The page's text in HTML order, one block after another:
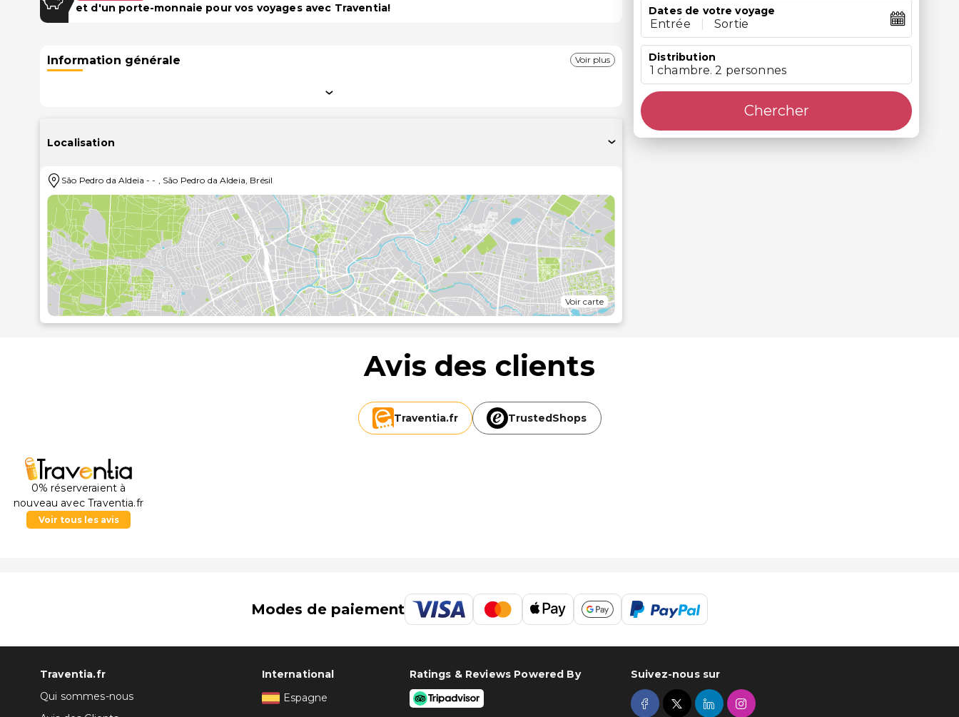
et d'un porte-monnaie pour vos voyages avec Traventia!
Information générale Voir plus
Localisation
São Pedro da Aldeia -- , São Pedro da Aldeia, Brésil
Voir carte
Dates de votre voyage
Entrée Sortie
Distribution
1 chambre. 2 personnes
Chercher
Avis des clients
Traventia.fr TrustedShops
0% réserveraient à
nouveau avec Traventia.fr
Voir tous les avis
Modes de paiement
Traventia.fr
Qui sommes-nous
International
Espagne
Ratings & Reviews Powered By Suivez-nous sur